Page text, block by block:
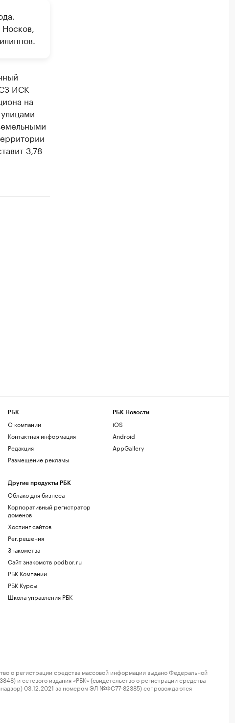
ИСК
на
3,78
РБК
О компании
Контактная информация
Редакция
Размещение рекламы
Другие продукты РБК
Облако для бизнеса
Корпоративный регистратор
доменов
Хостинг сайтов
Рег.решения
Знакомства
Сайт знакомств podbor.ru
РБК Компании
РБК Курсы
Школа управления РБК
РБК Новости
iOS
Android
AppGallery
регистрации средства массовой информации выдано Федеральной
и сетевого издания «РБК» (свидетельство о регистрации средства
03.12.2021 за номером ЭЛ №ФС77-82385) сопровождаются